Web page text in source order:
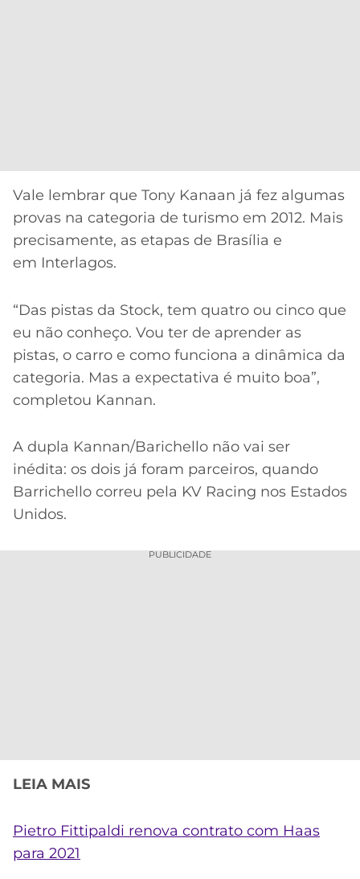
Vale lembrar que Tony Kanaan já fez algumas
provas na categoria de turismo em 2012. Mais
precisamente, as etapas de Brasília e
em Interlagos.
“Das pistas da Stock, tem quatro ou cinco que
eu não conheço. Vou ter de aprender as
pistas, o carro e como funciona a dinâmica da
categoria. Mas a expectativa é muito boa”,
completou Kannan.
A dupla Kannan/Barichello não vai ser
inédita: os dois já foram parceiros, quando
Barrichello correu pela KV Racing nos Estados
Unidos.
PUBLICIDADE
LEIA MAIS
Pietro Fittipaldi renova contrato com Haas
para 2021